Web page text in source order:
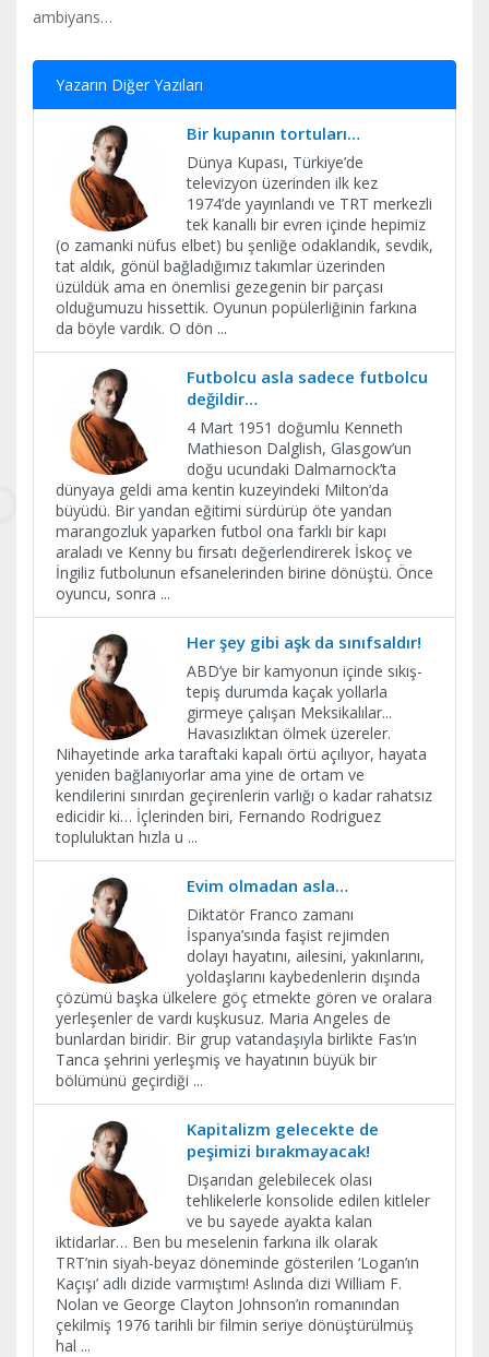
ambiyans…
Yazarın Diğer Yazıları
Bir kupanın tortuları…
Dünya Kupası, Türkiye’de
televizyon üzerinden ilk kez
1974’de yayınlandı ve TRT merkezli
tek kanallı bir evren içinde hepimiz
(o zamanki nüfus elbet) bu şenliğe odaklandık, sevdik,
tat aldık, gönül bağladığımız takımlar üzerinden
üzüldük ama en önemlisi gezegenin bir parçası
olduğumuzu hissettik. Oyunun popülerliğinin farkına
da böyle vardık. O dön ...
Futbolcu asla sadece futbolcu
değildir…
4 Mart 1951 doğumlu Kenneth
Mathieson Dalglish, Glasgow’un
doğu ucundaki Dalmarnock’ta
dünyaya geldi ama kentin kuzeyindeki Milton’da
büyüdü. Bir yandan eğitimi sürdürüp öte yandan
marangozluk yaparken futbol ona farklı bir kapı
araladı ve Kenny bu fırsatı değerlendirerek İskoç ve
İngiliz futbolunun efsanelerinden birine dönüştü. Önce
oyuncu, sonra ...
Her şey gibi aşk da sınıfsaldır!
ABD’ye bir kamyonun içinde sıkış-
tepiş durumda kaçak yollarla
girmeye çalışan Meksikalılar...
Havasızlıktan ölmek üzereler.
Nihayetinde arka taraftaki kapalı örtü açılıyor, hayata
yeniden bağlanıyorlar ama yine de ortam ve
kendilerini sınırdan geçirenlerin varlığı o kadar rahatsız
edicidir ki… İçlerinden biri, Fernando Rodriguez
topluluktan hızla u ...
Evim olmadan asla…
Diktatör Franco zamanı
İspanya’sında faşist rejimden
dolayı hayatını, ailesini, yakınlarını,
yoldaşlarını kaybedenlerin dışında
çözümü başka ülkelere göç etmekte gören ve oralara
yerleşenler de vardı kuşkusuz. Maria Angeles de
bunlardan biridir. Bir grup vatandaşıyla birlikte Fas’ın
Tanca şehrini yerleşmiş ve hayatının büyük bir
bölümünü geçirdiği ...
Kapitalizm gelecekte de
peşimizi bırakmayacak!
Dışarıdan gelebilecek olası
tehlikelerle konsolide edilen kitleler
ve bu sayede ayakta kalan
iktidarlar… Ben bu meselenin farkına ilk olarak
TRT’nin siyah-beyaz döneminde gösterilen ‘Logan’ın
Kaçışı’ adlı dizide varmıştım! Aslında dizi William F.
Nolan ve George Clayton Johnson’ın romanından
çekilmiş 1976 tarihli bir filmin seriye dönüştürülmüş
hal ...